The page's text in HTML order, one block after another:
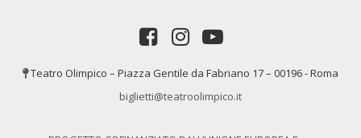
Teatro Olimpico – Piazza Gentile da Fabriano 17 – 00196 - Roma
biglietti@teatroolimpico.it